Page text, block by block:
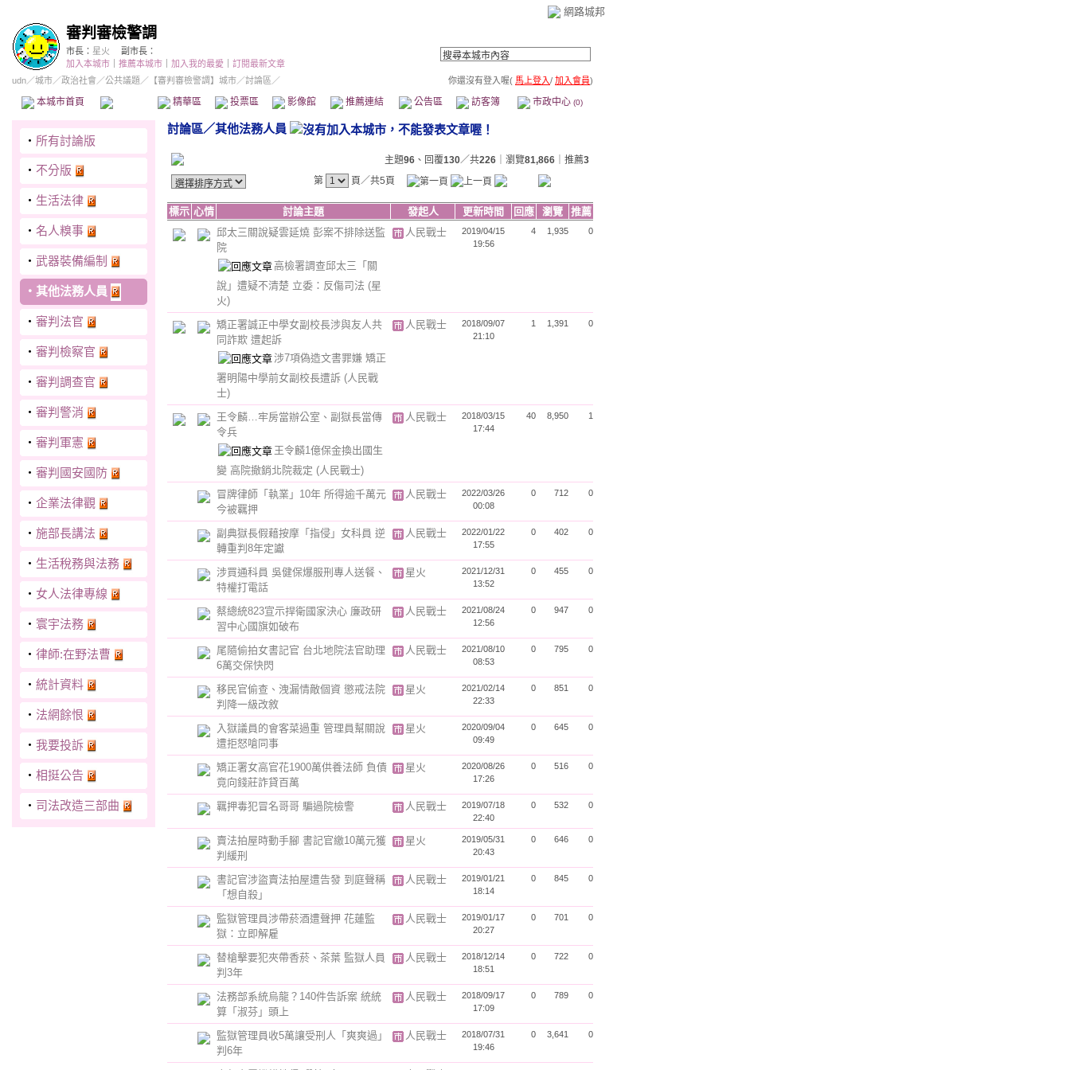
網路城邦
審判審檢警調
市長： 星火
副市長：
加入本城市
推薦本城市 加入我的最愛
訂閱最新文章
udn／城市／政治社會 ／公共議題 ／ 【審判審檢警調】城市／討論區／ 你還沒有登入喔( 馬上登入/ 加入會員)
本城市首頁 精華區 投票區 影像館 推薦連結 公告區 訪客簿 市政中心 (0)
‧ 所有討論版
‧ 不分版
‧ 生活法律
‧ 名人糗事
‧ 武器裝備編制
‧ 其他法務人員
‧ 審判法官
‧ 審判檢察官
‧ 審判調查官
‧ 審判警消
‧ 審判軍憲
‧ 審判國安國防
‧ 企業法律觀
‧ 施部長講法
‧ 生活稅務與法務
‧ 女人法律專線
‧ 寰宇法務
‧ 律師:在野法曹
‧ 統計資料
‧ 法網餘恨
‧ 我要投訴
‧ 相挺公告
‧ 司法改造三部曲
討論區／其他法務人員
主題96 、回覆130／共226 ｜瀏覽81,866 ｜推薦3
第
頁／共5頁
標示 心情 討論主題 發起人 更新時間 回應 瀏覽
推薦
邱太三關說疑雲延燒 彭案不排除送監
院
高檢署調查邱太三「關
說」遭疑不清楚 立委：反傷司法 (星
火)
人民戰士
2019/04/15
19:56
4 1,935 0
矯正署誠正中學女副校長涉與友人共
同詐欺 遭起訴
涉7項偽造文書罪嫌 矯正
署明陽中學前女副校長遭訴 (人民戰
士)
人民戰士
2018/09/07
21:10
1 1,391 0
王令麟…牢房當辦公室、副獄長當傳
令兵
王令麟1億保金換出國生
變 高院撤銷北院裁定 (人民戰士)
人民戰士
2018/03/15
17:44
40 8,950 1
冒牌律師「執業」10年 所得逾千萬元
今被羈押
人民戰士
2022/03/26
00:08
0 712 0
副典獄長假藉按摩「指侵」女科員 逆
轉重判8年定讞
人民戰士
2022/01/22
17:55
0 402 0
涉買通科員 吳健保爆服刑專人送餐、
特權打電話
星火
2021/12/31
13:52
0 455 0
蔡總統823宣示捍衛國家決心 廉政研
習中心國旗如破布
人民戰士
2021/08/24
12:56
0 947 0
尾隨偷拍女書記官 台北地院法官助理
6萬交保快閃
人民戰士
2021/08/10
08:53
0 795 0
移民官偷查、洩漏情敵個資 懲戒法院
判降一級改敘
星火
2021/02/14
22:33
0 851 0
入獄議員的會客菜過重 管理員幫關說
遭拒怒嗆同事
星火
2020/09/04
09:49
0 645 0
矯正署女高官花1900萬供養法師 負債
竟向錢莊詐貸百萬
星火
2020/08/26
17:26
0 516 0
羈押毒犯冒名哥哥 騙過院檢警 人民戰士
2019/07/18
22:40
0 532 0
賣法拍屋時動手腳 書記官繳10萬元獲
判緩刑
星火
2019/05/31
20:43
0 646 0
書記官涉盜賣法拍屋遭告發 到庭聲稱
「想自殺」
人民戰士
2019/01/21
18:14
0 845 0
監獄管理員涉帶菸酒遭聲押 花蓮監
獄：立即解雇
人民戰士
2019/01/17
20:27
0 701 0
替槍擊要犯夾帶香菸、茶葉 監獄人員
判3年
人民戰士
2018/12/14
18:51
0 722 0
法務部系統烏龍？140件告訴案 統統
算「淑芬」頭上
人民戰士
2018/09/17
17:09
0 789 0
監獄管理員收5萬讓受刑人「爽爽過」
判6年
人民戰士
2018/07/31
19:46
0 3,641 0